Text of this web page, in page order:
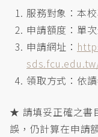
服務對象：本
申請額度：單
申請網址：
領取方式：依
★ 請填妥正確之書
誤，仍計算在申請